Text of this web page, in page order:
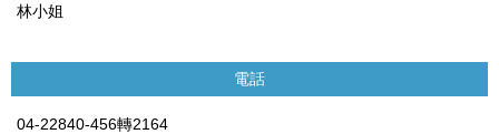
林小姐
電話
04-22840-456轉2164